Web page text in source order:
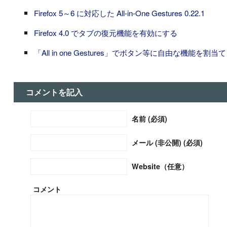
Firefox 5～6 に対応した All-in-One Gestures 0.22.1
Firefox 4.0 でタブの復元機能を有効にする
「All in one Gestures」でボタン等に自由な機能を割当
コメントを記入
名前 (必須)
メール (非公開) (必須)
Website（任意）
コメント